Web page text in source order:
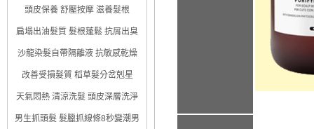
頭皮保養 舒壓按摩 滋養髮根
扁塌出油髮質 髮根蓬鬆 抗屑出臭
沙龍染髮自帶隔離液 抗敏感乾燥
改善受損髮質 稻草髮分岔剋星
天氣悶熱 清涼洗髮 頭皮深層洗淨
男生抓頭髮 髮臘抓線條8秒變潮男